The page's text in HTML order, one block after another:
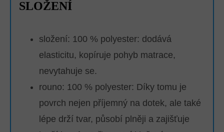
SLOŽENÍ
složení: 100 % polyester: dodává
elasticitu, kopíruje pohyb matrace,
nevytahuje se.
rouno: 100 % polyester: Díky tomu je
povrch nejen příjemný na dotek, ale také
lépe drží tvar, působí plněji a zajišťuje